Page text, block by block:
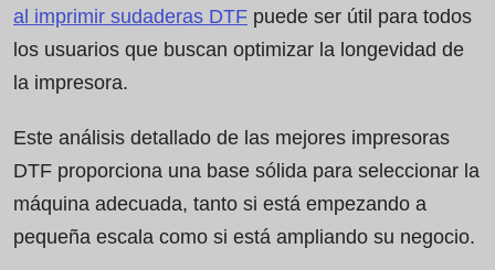
al imprimir sudaderas DTF puede ser útil para todos
los usuarios que buscan optimizar la longevidad de
la impresora.
Este análisis detallado de las mejores impresoras
DTF proporciona una base sólida para seleccionar la
máquina adecuada, tanto si está empezando a
pequeña escala como si está ampliando su negocio.